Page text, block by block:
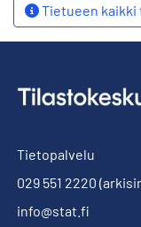
Tietueen kaikki
Tietopalvelu
029 551 2220
info@stat.fi